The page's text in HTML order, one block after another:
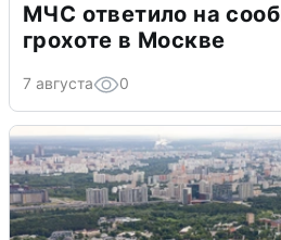
МЧС ответило на
грохоте в Москве
7 августа 0